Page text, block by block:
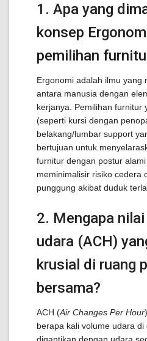
1. Apa yang
konsep
pemilihan
Ergonomi adalah ilmu yang
antara manusia dengan
kerjanya. Pemilihan furnitur
(seperti kursi dengan
belakang/lumbar support
bertujuan untuk
furnitur dengan postur
meminimalisir risiko cedera
punggung akibat duduk
2. Mengapa
udara (ACH)
krusial di ruang
bersama?
ACH (Air Changes Per Hour
berapa kali volume udara